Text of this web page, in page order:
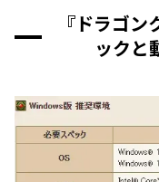
『ドラゴ
ックと